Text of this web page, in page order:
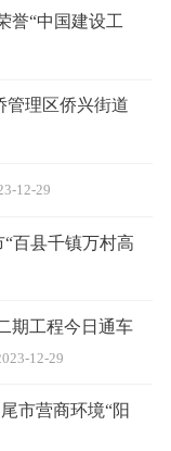
誉“中国建设工
理区侨兴街道
12-29
百县千镇万村高
期工程今日通车
12-29
市营商环境“阳